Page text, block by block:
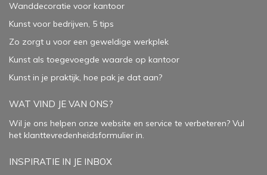
Wanddecoratie voor kantoor
Kunst voor bedrijven, 5 tips
Zo zorgt u voor een geweldige werkplek
Kunst als toegevoegde waarde op kantoor
Kunst in je praktijk, hoe pak je dat aan?
WAT VIND JE VAN ONS?
Wil je ons helpen onze website en service te verbeteren? Vul
het klanttevredenheidsformulier in.
INSPIRATIE IN JE INBOX